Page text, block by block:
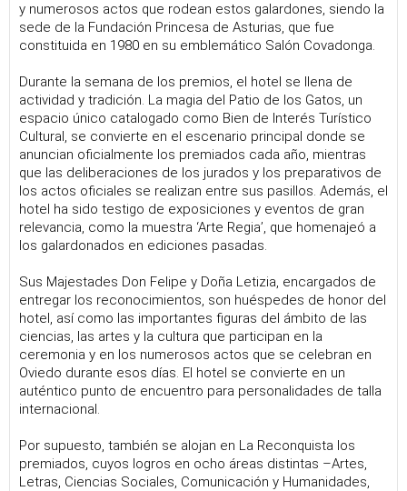
y numerosos actos que rodean estos galardones, siendo la
sede de la Fundación Princesa de Asturias, que fue
constituida en 1980 en su emblemático Salón Covadonga.
Durante la semana de los premios, el hotel se llena de
actividad y tradición. La magia del Patio de los Gatos, un
espacio único catalogado como Bien de Interés Turístico
Cultural, se convierte en el escenario principal donde se
anuncian oficialmente los premiados cada año, mientras
que las deliberaciones de los jurados y los preparativos de
los actos oficiales se realizan entre sus pasillos. Además, el
hotel ha sido testigo de exposiciones y eventos de gran
relevancia, como la muestra ‘Arte Regia’, que homenajeó a
los galardonados en ediciones pasadas.
Sus Majestades Don Felipe y Doña Letizia, encargados de
entregar los reconocimientos, son huéspedes de honor del
hotel, así como las importantes figuras del ámbito de las
ciencias, las artes y la cultura que participan en la
ceremonia y en los numerosos actos que se celebran en
Oviedo durante esos días. El hotel se convierte en un
auténtico punto de encuentro para personalidades de talla
internacional.
Por supuesto, también se alojan en La Reconquista los
premiados, cuyos logros en ocho áreas distintas –Artes,
Letras, Ciencias Sociales, Comunicación y Humanidades,